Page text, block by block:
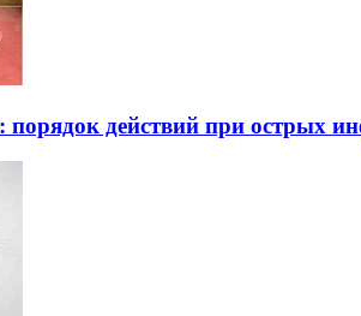
действий при острых